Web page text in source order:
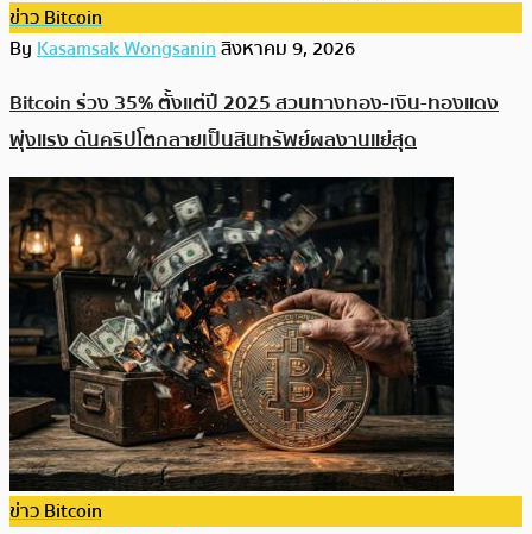
ข่าว Bitcoin
ByKasamsak Wongsaninสิงหาคม 9, 2026
Bitcoin ร่วง 35% ตั้งแต่ปี 2025 สวนทางทอง-เงิน-ทองแดง
พุ่งแรง ดันคริปโตกลายเป็นสินทรัพย์ผลงานแย่สุด
ข่าว Bitcoin